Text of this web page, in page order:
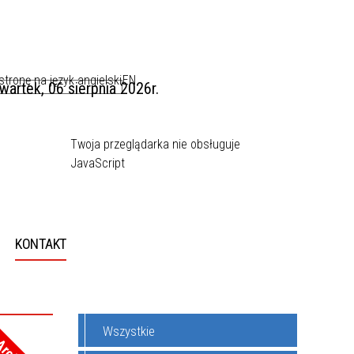
EN
Twoja przeglądarka nie obsługuje
JavaScript
06 sierpnia 2026r.
KONTAKT
Wszystkie